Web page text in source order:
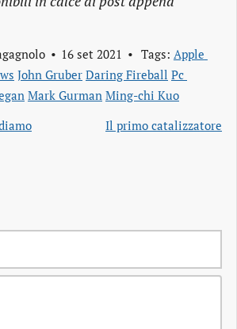
16 set 2021 Tags: Apple
John Gruber Daring Fireball Pc
Mark Gurman Ming-chi Kuo
Il primo catalizzatore